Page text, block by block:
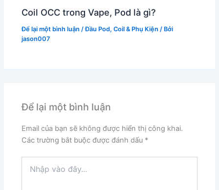
Coil OCC trong Vape, Pod là gì?
Để lại một bình luận /Đầu Pod, Coil & Phụ Kiện / Bởi
jason007
Để lại một bình luận
Email của bạn sẽ không được hiển thị công khai.
Các trường bắt buộc được đánh dấu *
vào